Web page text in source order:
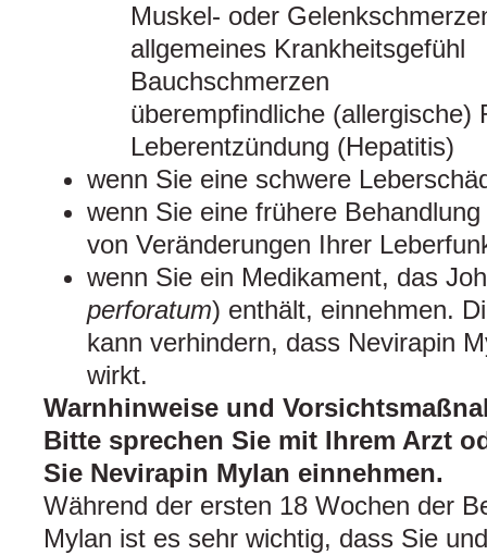
Muskel- oder
allgemeines Krankheitsgefühl
Bauchschmerzen
überempfindliche (allergische)
Leberentzündung (Hepatitis)
wenn Sie eine schwere
wenn Sie eine frühere
von Veränderungen Ihrer
wenn Sie ein Medikament, das
perforatum) enthält, einnehmen.
kann verhindern, dass Nevirapin
wirkt.
Warnhinweise und
Bitte sprechen Sie mit Ihrem Arzt
Sie Nevirapin Mylan einnehmen.
Während der ersten 18 Wochen der
Mylan ist es sehr wichtig, dass Sie